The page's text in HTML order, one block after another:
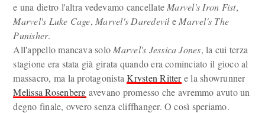
e una dietro l'altra vedevamo cancellate Marvel's Iron Fist,
Marvel's Luke Cage, Marvel's Daredevile Marvel's The
Punisher.
All'appello mancava solo Marvel's Jessica Jones, la cui terza
stagione era stata già girata quando era cominciato il gioco al
massacro, ma la protagonistaKrysten Rittere la showrunner
Melissa Rosenberg avevano promesso che avremmo avuto un
degno finale, ovvero senza cliffhanger. O così speriamo.